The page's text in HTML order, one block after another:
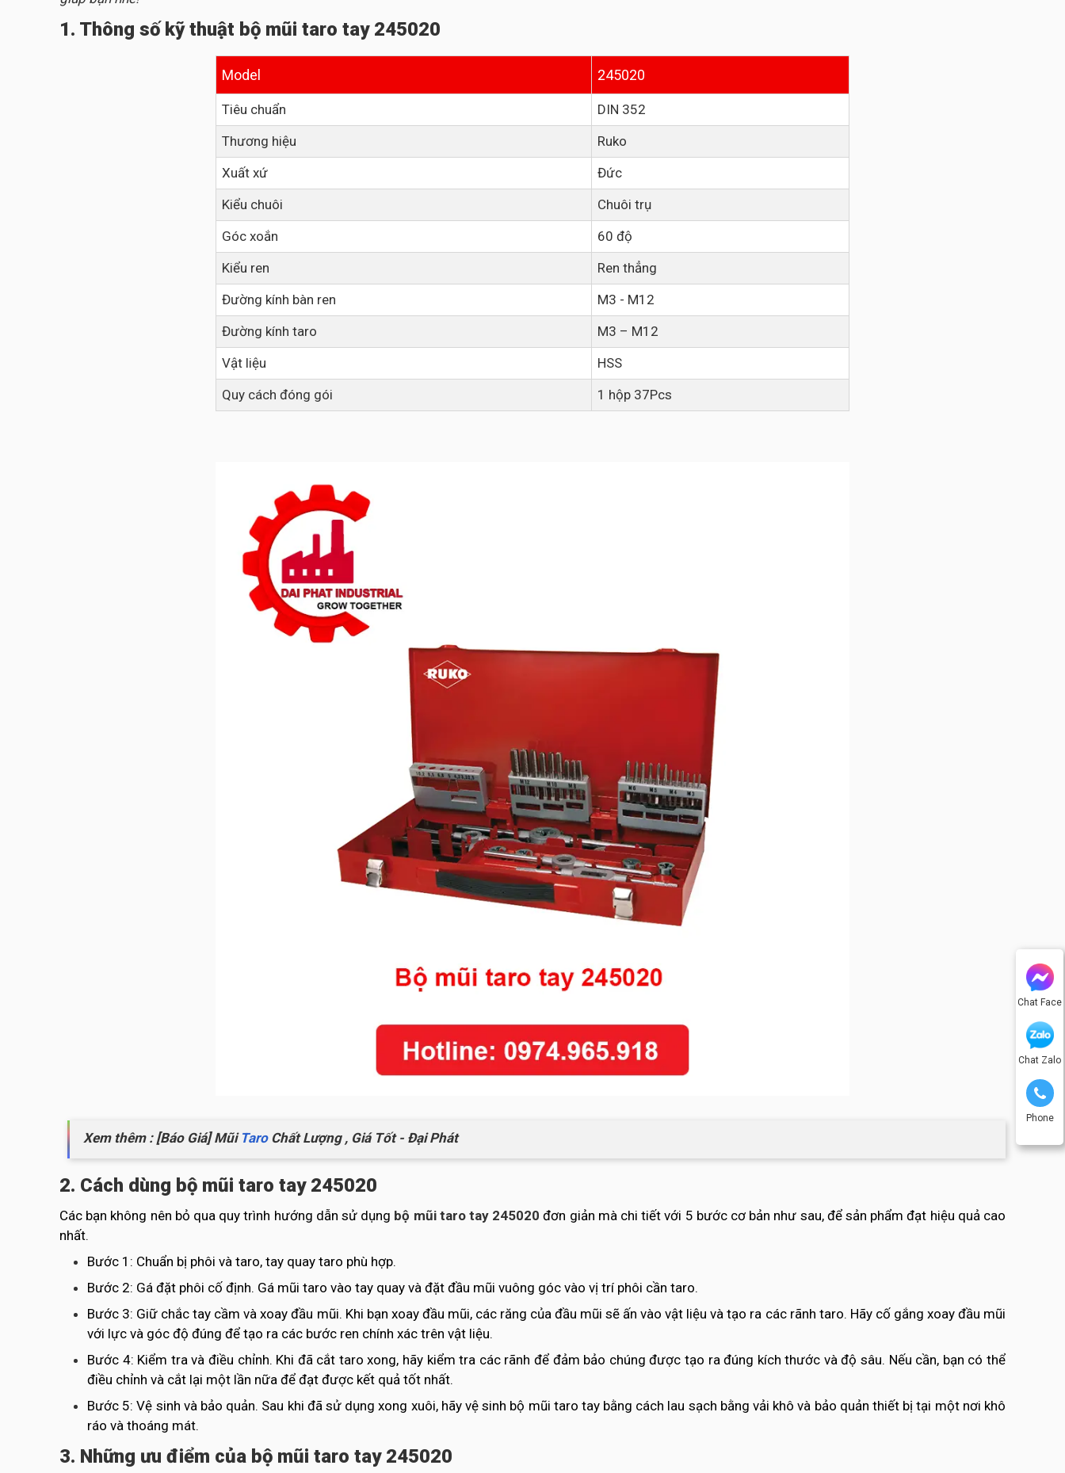
Chat Face
Chat Zalo
Phone
1. Thông số kỹ thuật bộ mũi taro tay 245020
Model 245020
Tiêu chuẩn
DIN 352
Thương hiệu
Ruko
Xuất xứ
Đức
Kiểu chuôi
Chuôi trụ
Góc xoắn
60 độ
Kiểu ren
Ren thẳng
Đường kính bàn ren
M3 - M12
Đường kính taro
M3 – M12
Vật liệu
HSS
Quy cách đóng gói
1 hộp 37Pcs
Xem thêm : [Báo Giá] Mũi TaroChất Lượng , Giá Tốt - Đại Phát
2. Cách dùng bộ mũi taro tay 245020
Các bạn không nên bỏ qua quy trình hướng dẫn sử dụng bộ mũi taro tay 245020đơn giản mà chi tiết với 5 bước cơ bản như sau, để sản phẩm đạt hiệu quả cao
nhất.
Bước 1: Chuẩn bị phôi và taro, tay quay taro phù hợp.
Bước 2: Gá đặt phôi cố định. Gá mũi taro vào tay quay và đặt đầu mũi vuông góc vào vị trí phôi cần taro.
Bước 3: Giữ chắc tay cầm và xoay đầu mũi. Khi bạn xoay đầu mũi, các răng của đầu mũi sẽ ấn vào vật liệu và tạo ra các rãnh taro. Hãy cố gắng xoay đầu mũi
với lực và góc độ đúng để tạo ra các bước ren chính xác trên vật liệu.
Bước 4: Kiểm tra và điều chỉnh. Khi đã cắt taro xong, hãy kiểm tra các rãnh để đảm bảo chúng được tạo ra đúng kích thước và độ sâu. Nếu cần, bạn có thể
điều chỉnh và cắt lại một lần nữa để đạt được kết quả tốt nhất.
Bước 5: Vệ sinh và bảo quản. Sau khi đã sử dụng xong xuôi, hãy vệ sinh bộ mũi taro tay bằng cách lau sạch bằng vải khô và bảo quản thiết bị tại một nơi khô
ráo và thoáng mát.
3. Những ưu điểm của bộ mũi taro tay 245020